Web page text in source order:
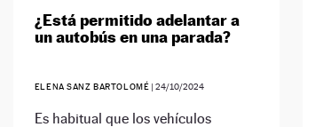
¿Está permitido adelantar a
un autobús en una parada?
ELENA SANZ BARTOLOMÉ |24/10/2024
Es habitual que los vehículos